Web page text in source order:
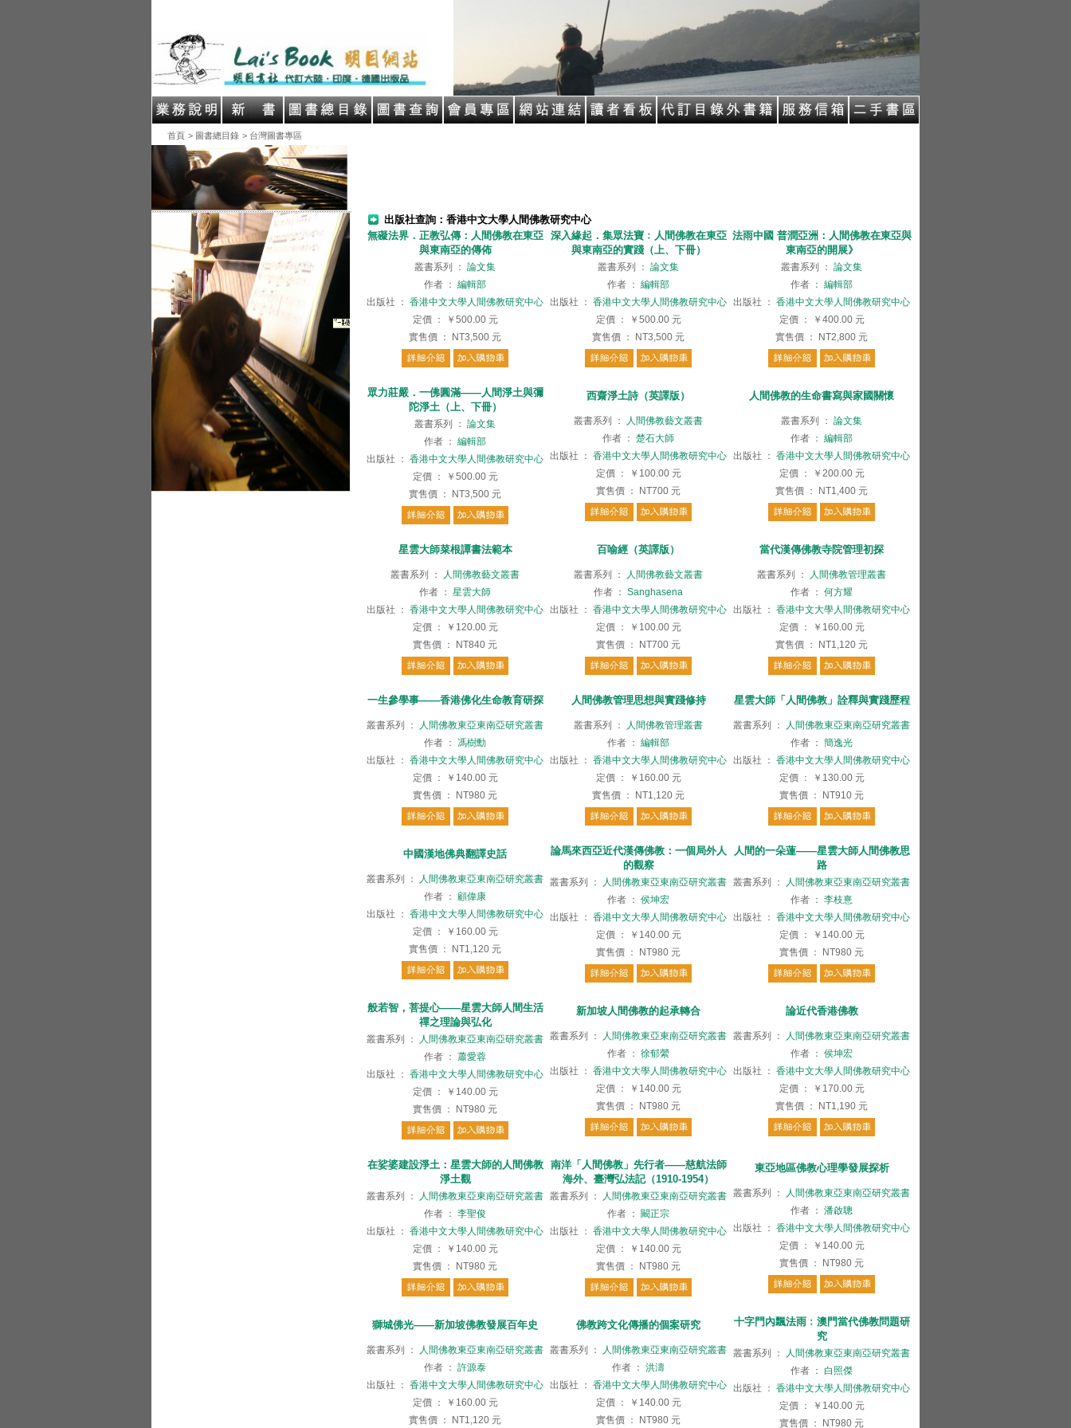
首頁 > 圖書總目錄 > 台灣圖書專區
出版社查詢：香港中文大學人間佛教研究中心
無礙法界．正教弘傳：人間佛教在東亞
與東南亞的傳佈
叢書系列 ： 論文集
作者 ： 編輯部
出版社
： 香港中文大學人間佛教研究中心
定價
： ￥500.00 元
實售價 ： NT3,500 元
深入緣起．集眾法寶﹕人間佛教在東亞
與東南亞的實踐（上、下冊）
叢書系列 ： 論文集
作者 ： 編輯部
出版社
： 香港中文大學人間佛教研究中心
定價
： ￥500.00 元
實售價 ： NT3,500 元
法雨中國 普潤亞洲：人間佛教在東亞與
東南亞的開展》
叢書系列 ： 論文集
作者 ： 編輯部
出版社
： 香港中文大學人間佛教研究中心
定價
： ￥400.00 元
實售價 ： NT2,800 元
眾力莊嚴．一佛圓滿——人間淨土與彌
陀淨土（上、下冊）
叢書系列 ： 論文集
作者 ： 編輯部
出版社
： 香港中文大學人間佛教研究中心
定價
： ￥500.00 元
實售價 ： NT3,500 元
西齋淨土詩（英譯版）
叢書系列 ：
人間佛教藝文叢書
作者 ： 楚石大師
出版社
： 香港中文大學人間佛教研究中心
定價
： ￥100.00 元
實售價 ： NT700 元
人間佛教的生命書寫與家國關懷
叢書系列 ： 論文集
作者 ： 編輯部
出版社
： 香港中文大學人間佛教研究中心
定價
： ￥200.00 元
實售價 ： NT1,400 元
星雲大師菜根譚書法範本
叢書系列 ：
人間佛教藝文叢書
作者 ： 星雲大師
出版社
： 香港中文大學人間佛教研究中心
定價
： ￥120.00 元
實售價 ： NT840 元
百喻經（英譯版）
叢書系列 ：
人間佛教藝文叢書
作者 ： Sanghasena
出版社
： 香港中文大學人間佛教研究中心
定價
： ￥100.00 元
實售價 ： NT700 元
當代漢傳佛教寺院管理初探
叢書系列 ：
人間佛教管理叢書
作者 ： 何方耀
出版社
： 香港中文大學人間佛教研究中心
定價
： ￥160.00 元
實售價 ： NT1,120 元
一生參學事——香港佛化生命教育研探
叢書系列 ：
人間佛教東亞東南亞研究叢書
作者 ： 馮樹勳
出版社
： 香港中文大學人間佛教研究中心
定價
： ￥140.00 元
實售價 ： NT980 元
人間佛教管理思想與實踐修持
叢書系列 ：
人間佛教管理叢書
作者 ： 編輯部
出版社
： 香港中文大學人間佛教研究中心
定價
： ￥160.00 元
實售價 ： NT1,120 元
星雲大師「人間佛教」詮釋與實踐歷程
叢書系列 ：
人間佛教東亞東南亞研究叢書
作者 ： 簡逸光
出版社
： 香港中文大學人間佛教研究中心
定價
： ￥130.00 元
實售價 ： NT910 元
中國漢地佛典翻譯史話
叢書系列 ：
人間佛教東亞東南亞研究叢書
作者 ： 顧偉康
出版社
： 香港中文大學人間佛教研究中心
定價
： ￥160.00 元
實售價 ： NT1,120 元
論馬來西亞近代漢傳佛教：一個局外人
的觀察
叢書系列 ：
人間佛教東亞東南亞研究叢書
作者 ： 侯坤宏
出版社
： 香港中文大學人間佛教研究中心
定價
： ￥140.00 元
實售價 ： NT980 元
人間的一朵蓮——星雲大師人間佛教思
路
叢書系列 ：
人間佛教東亞東南亞研究叢書
作者 ： 李枝憙
出版社
： 香港中文大學人間佛教研究中心
定價
： ￥140.00 元
實售價 ： NT980 元
般若智，菩提心——星雲大師人間生活
禪之理論與弘化
叢書系列 ：
人間佛教東亞東南亞研究叢書
作者 ： 蕭愛蓉
出版社
： 香港中文大學人間佛教研究中心
定價
： ￥140.00 元
實售價 ： NT980 元
新加坡人間佛教的起承轉合
叢書系列 ：
人間佛教東亞東南亞研究叢書
作者 ： 徐郁縈
出版社
： 香港中文大學人間佛教研究中心
定價
： ￥140.00 元
實售價 ： NT980 元
論近代香港佛教
叢書系列 ：
人間佛教東亞東南亞研究叢書
作者 ： 侯坤宏
出版社
： 香港中文大學人間佛教研究中心
定價
： ￥170.00 元
實售價 ： NT1,190 元
在娑婆建設淨土：星雲大師的人間佛教
淨土觀
叢書系列 ：
人間佛教東亞東南亞研究叢書
作者 ： 李聖俊
出版社
： 香港中文大學人間佛教研究中心
定價
： ￥140.00 元
實售價 ： NT980 元
南洋「人間佛教」先行者——慈航法師
海外、臺灣弘法記（1910-1954）
叢書系列 ：
人間佛教東亞東南亞研究叢書
作者 ：
闞正宗
出版社
： 香港中文大學人間佛教研究中心
定價
： ￥140.00 元
實售價 ： NT980 元
東亞地區佛教心理學發展探析
叢書系列 ：
人間佛教東亞東南亞研究叢書
作者 ： 潘啟聰
出版社
： 香港中文大學人間佛教研究中心
定價
： ￥140.00 元
實售價 ： NT980 元
獅城佛光——新加坡佛教發展百年史
叢書系列 ：
人間佛教東亞東南亞研究叢書
作者 ： 許源泰
出版社
： 香港中文大學人間佛教研究中心
定價
： ￥160.00 元
實售價 ： NT1,120 元
佛教跨文化傳播的個案研究
叢書系列 ：
人間佛教東亞東南亞研究叢書
作者 ： 洪濤
出版社
： 香港中文大學人間佛教研究中心
定價
： ￥140.00 元
實售價 ： NT980 元
十字門內飄法雨﹕澳門當代佛教問題研
究
叢書系列 ：
人間佛教東亞東南亞研究叢書
作者 ： 白照傑
出版社
： 香港中文大學人間佛教研究中心
定價
： ￥140.00 元
實售價 ： NT980 元